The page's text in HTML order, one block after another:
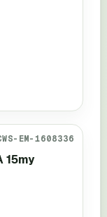
EM-1608336
15my